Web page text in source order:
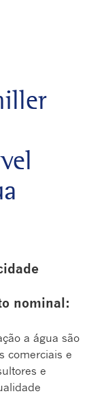
nominal:
a água são
comerciais e
e